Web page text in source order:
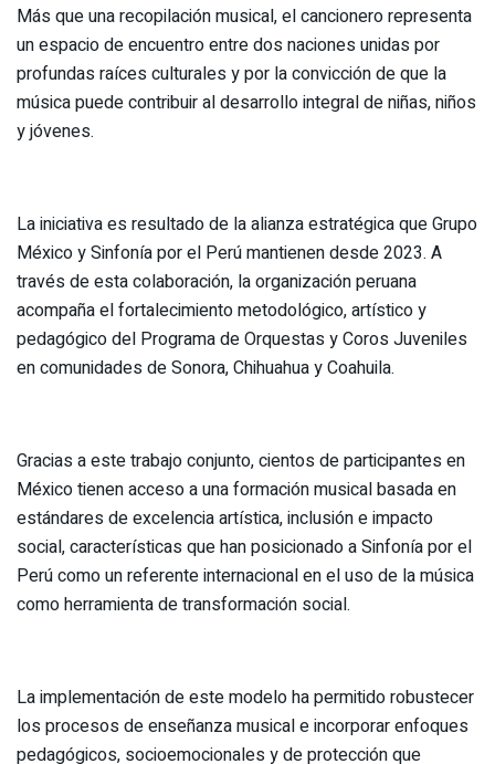
Más que una recopilación musical, el cancionero representa
un espacio de encuentro entre dos naciones unidas por
profundas raíces culturales y por la convicción de que la
música puede contribuir al desarrollo integral de niñas, niños
y jóvenes.
La iniciativa es resultado de la alianza estratégica que Grupo
México y Sinfonía por el Perú mantienen desde 2023. A
través de esta colaboración, la organización peruana
acompaña el fortalecimiento metodológico, artístico y
pedagógico del Programa de Orquestas y Coros Juveniles
en comunidades de Sonora, Chihuahua y Coahuila.
Gracias a este trabajo conjunto, cientos de participantes en
México tienen acceso a una formación musical basada en
estándares de excelencia artística, inclusión e impacto
social, características que han posicionado a Sinfonía por el
Perú como un referente internacional en el uso de la música
como herramienta de transformación social.
La implementación de este modelo ha permitido robustecer
los procesos de enseñanza musical e incorporar enfoques
pedagógicos, socioemocionales y de protección que